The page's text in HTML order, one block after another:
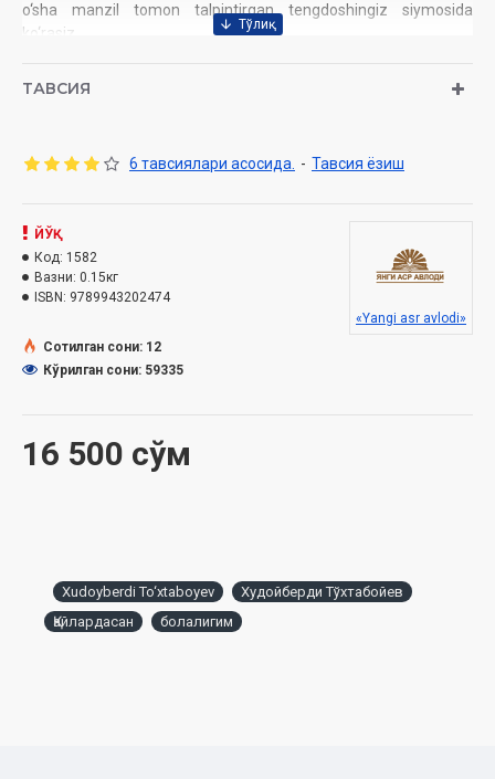
o‘sha manzil tomon talpintirgan tengdoshingiz siymosida
ko‘rasiz.
yorug‘lik paydo qiladi!
Nashriyot:«Yangi asr avlodi»
ISBN:978-9943-20-247-4‎
O‘lchami:84×108 1/32‎
Muqovasi:yumshoq
ТАВСИЯ
6 тавсиялари асосида. - Тавсия ёзиш
16 500 сўм
ЙЎҚ
Код: 1582
Вазни: 0.15кг
ISBN: 9789943202474
«Yangi asr avlodi»
Сотилган сони: 12
Кўрилган сони: 59335
Xudoyberdi To‘xtaboyev
Худойберди Тўхтабойев
Қайлардасан
болалигим